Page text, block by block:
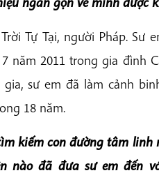
Tự Tại, người Pháp. Sư
năm 2011 trong gia đình
gia, sư em đã làm cảnh
18 năm.
kiếm con đường tâm linh
nào đã đưa sư em đến